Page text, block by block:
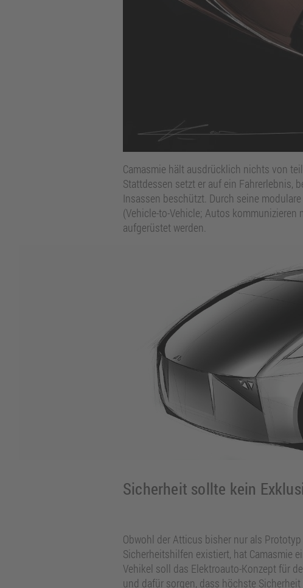
Camasmie hält ausdrücklich nichts von
Stattdessen setzt er auf ein Fahrerlebnis,
Insassen beschützt. Durch seine
(Vehicle-to-Vehicle; Autos
aufgerüstet werden.
Sicherheit sollte kein
Obwohl der Atticus bisher nur als
Sicherheitshilfen existiert, hat Camasmie
Vehikel soll das Elektroauto-Konzept für
und dafür sorgen, dass höchste